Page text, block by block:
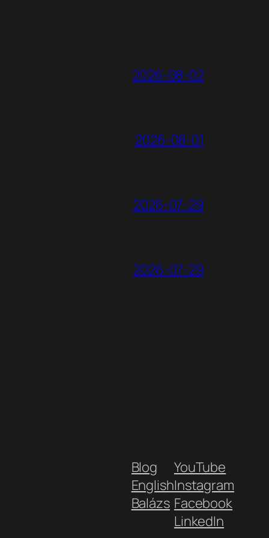
2026-08-02
2026-08-01
2026-07-29
2026-07-29
Blog
English
Balázs
YouTube
Instagram
Facebook
LinkedIn